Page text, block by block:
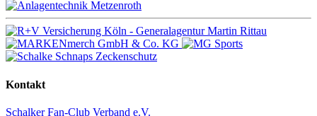
Kontakt
Schalker Fan-Club Verband e.V.